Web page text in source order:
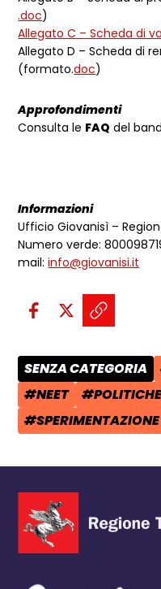
.doc)
Allegato C – Scheda di
Allegato D – Scheda di
(formato.doc)
Approfondimenti
Consulta le FAQ del
Informazioni
Ufficio Giovanisì –
Numero verde:
mail:info@giovanisi.it
Condividi sui social:
Condividi su
Condividi
Copia
CATEGORIA POST:
SENZA CATEGORIA
TAG:
#NEET TAG:
TAG:
#SPERIMENTAZIONE